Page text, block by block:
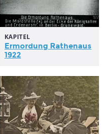
KAPITEL
Ermordung Rathenaus
1922